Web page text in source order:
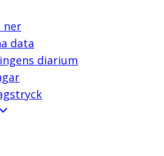
ner
data
diarium